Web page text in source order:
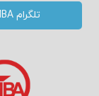
تلگرام TMBA